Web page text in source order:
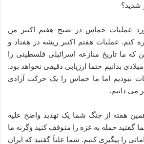
شدید؟
عملیات حماس در صبح هفتم اکتبر من
کنم. عملیات هفتم اکتبر ریشه در هفتاد و
که ما تاریخ منازعه اسرائیلی فلسطینی را
بدانیم حتما ارزیابی دقیقی نخواهد بود.
نبودیم اما ما حماس را یک حرکت آزادی
می دانیم.
هفته از جنگ شما یک تهدید واضح علیه
گفتید حمله به غزه را متوقف کنید وگرنه ما
را پیگیری کنیم. شما علناً گفتید که ایران